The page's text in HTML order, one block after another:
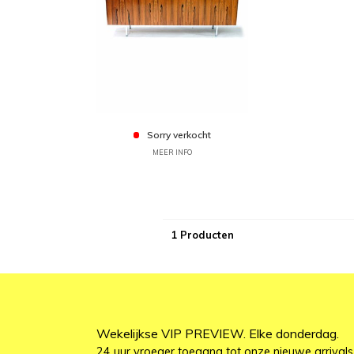
Sorry verkocht
MEER INFO
1 Producten
Wekelijkse VIP PREVIEW. Elke donderdag.